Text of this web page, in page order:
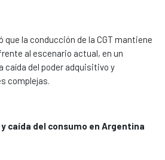
la conducción de la CGT mantiene
al escenario actual, en un
caída del poder adquisitivo y
complejas.
caída del consumo en Argentina